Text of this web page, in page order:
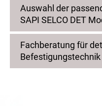
Auswahl der
SAPI SELCO DET
Fachberatung für
Befestigungstechnik